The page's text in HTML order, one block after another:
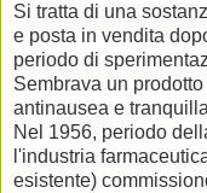
Si tratta di una
e posta in vendita
periodo di
Sembrava un
antinausea e
Nel 1956, periodo
l'industria
esistente)